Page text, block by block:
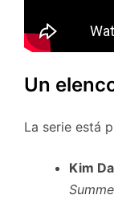
Un
La serie está
Kim